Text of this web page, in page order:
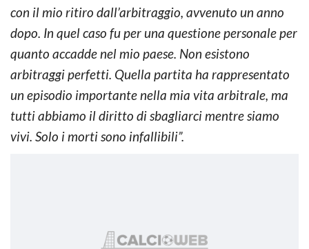
con il mio ritiro dall’arbitraggio, avvenuto un anno
dopo. In quel caso fu per una questione personale per
quanto accadde nel mio paese. Non esistono
arbitraggi perfetti. Quella partita ha rappresentato
un episodio importante nella mia vita arbitrale, ma
tutti abbiamo il diritto di sbagliarci mentre siamo
vivi. Solo i morti sono infallibili”.